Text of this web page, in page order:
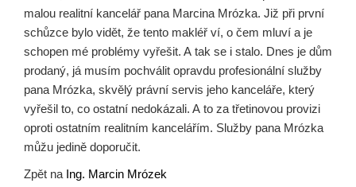
malou realitní kancelář pana Marcina Mrózka. Již při první
schůzce bylo vidět, že tento makléř ví, o čem mluví a je
schopen mé problémy vyřešit. A tak se i stalo. Dnes je dům
prodaný, já musím pochválit opravdu profesionální služby
pana Mrózka, skvělý právní servis jeho kanceláře, který
vyřešil to, co ostatní nedokázali. A to za třetinovou provizi
oproti ostatním realitním kancelářím. Služby pana Mrózka
můžu jedině doporučit.
Zpět na Ing. Marcin Mrózek